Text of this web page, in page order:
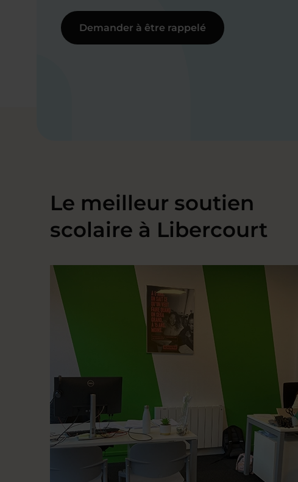
Demander à être rappelé
Le meilleur soutien
scolaire à Libercourt